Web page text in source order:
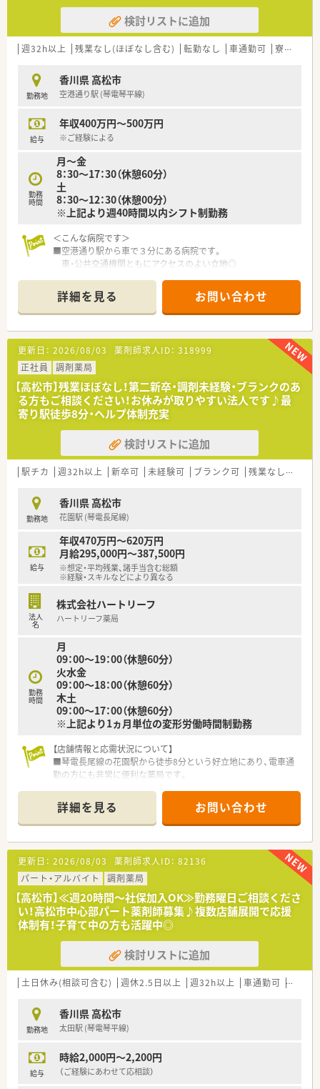
検討リストに追加
週32h以上 残業なし(ほぼなし含む) 転勤なし 車通勤可 寮・借上社宅あり
勤務地
香川県 高松市
空港通り駅 (琴電琴平線)
給与
年収400万円～500万円
※ご経験による
勤務
時間
月～金
8：30～17：30（休憩60分）
土
8：30～12：30（休憩00分）
※上記より週40時間以内シフト制勤務
＜こんな病院です＞
■空港通り駅から車で３分にある病院です。
車・公共交通機関ともにアクセスのよい立地◎
■高松市にある脳外科メインの病院です。
急性期の病棟を50床構えています。
■残業はほとんどなく、17：30定時です。
■調剤室はリニューアルされており、
綺麗で広々とした空間です。
＜業務内容＞
■病棟業務をメインでできる方を募集しています。
■薬剤師は常勤3名・パート2名体制です。
＜こんな方にもオススメ＞
■ライフワークバランスを大切にしたい方
■急性期の経験も積みたい方
■チーム医療の一員としてスキルアップしたい方
詳細を見る お問い合わせ
更新日： 2026/08/03 薬剤師求人ID： 318999
正社員
調剤薬局
【高松市】残業ほぼなし！第二新卒・調剤未経験・ブランクのあ
る方もご相談ください！お休みが取りやすい法人です♪最
寄り駅徒歩8分・ヘルプ体制充実
検討リストに追加
駅チカ 週32h以上 新卒可 未経験可 ブランク可 残業なし(ほぼなし含む)
勤務地
香川県 高松市
花園駅 (琴電長尾線)
給与
年収470万円～620万円
月給295,000円～387,500円
※想定・平均残業、諸手当含む総額
※経験・スキルなどにより異なる
法人
名
株式会社ハートリーフ
ハートリーフ薬局
勤務
時間
月
09：00～19：00（休憩60分）
火水金
09：00～18：00（休憩60分）
木土
09：00～17：00（休憩60分）
※上記より1ヵ月単位の変形労働時間制勤務
【店舗情報と応需状況について】
■琴電長尾線の花園駅から徒歩8分という好立地にあり、電車通
勤の方にも非常に便利な薬局です。
り、1日の処方箋は約60枚です。
■薬剤師は在宅専任スタッフを含め複数名体制で、事務スタッフ
と協力しながら業務に取り組んでいます。
【募集背景と求める人物像について】
■今後の新店舗開局を予定しているための増員募集となり、会社
の成長を共に支えてくださる方を求めます。
■互いに協力し、助け合う社風を大切にしているため、協調性の
ある「優しい人柄」の方を歓迎いたします。
■第二新卒や調剤未経験の方、ブランクのある方のご応募も多
く、前向きに学びたい意欲を重視します。
【想定される業務内容】
■心療内科を中心に、内科、婦人科、消化器科など多岐にわたる
処方箋の調剤・監査・服薬指導を行います。
いるため、外来業務に集中できる環境です。
■近隣店舗への応援勤務を通じて、異なる処方内容や業務フロー
を経験し、幅広いスキルを習得できます。
【こんな取り組みをしています】
■監査業務の負担とリスクを軽減するため、全店舗に監査レンジ
詳細を見る お問い合わせ
更新日： 2026/08/03 薬剤師求人ID： 82136
パート・アルバイト
調剤薬局
【高松市】≪週20時間～社保加入OK≫勤務曜日ご相談くださ
い！高松市中心部パート薬剤師募集♪複数店舗展開で応援
体制有！子育て中の方も活躍中◎
検討リストに追加
土日休み(相談可含む) 週休2.5日以上 週32h以上 車通勤可 教育制
勤務地
香川県 高松市
太田駅 (琴電琴平線)
給与
時給2,000円～2,200円
（ご経験にあわせて応相談）